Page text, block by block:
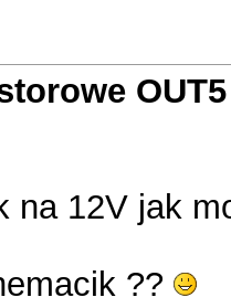
OUT5
na 12V jak
??